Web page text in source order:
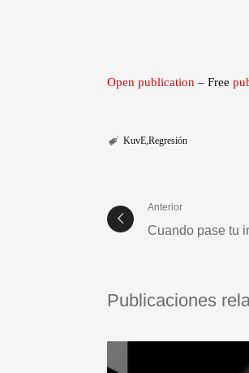
Open publication – Free
KuvE Regresión
Anterior
Cuando pase tu
Publicaciones